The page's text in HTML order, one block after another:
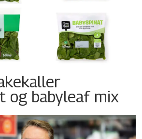
og babyleaf mix